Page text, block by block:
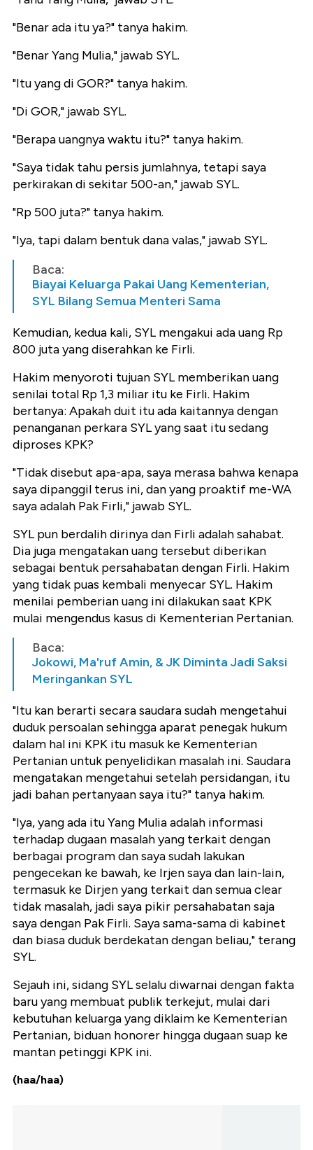
"Benar ada itu ya?" tanya hakim.
"Benar Yang Mulia," jawab SYL.
"Itu yang di GOR?" tanya hakim.
"Di GOR," jawab SYL.
"Berapa uangnya waktu itu?" tanya hakim.
"Saya tidak tahu persis jumlahnya, tetapi saya
perkirakan di sekitar 500-an," jawab SYL.
"Rp 500 juta?" tanya hakim.
"Iya, tapi dalam bentuk dana valas," jawab SYL.
Baca:
Biayai Keluarga Pakai Uang Kementerian,
SYL Bilang Semua Menteri Sama
Kemudian, kedua kali, SYL mengakui ada uang Rp
800 juta yang diserahkan ke Firli.
Hakim menyoroti tujuan SYL memberikan uang
senilai total Rp 1,3 miliar itu ke Firli. Hakim
bertanya: Apakah duit itu ada kaitannya dengan
penanganan perkara SYL yang saat itu sedang
diproses KPK?
"Tidak disebut apa-apa, saya merasa bahwa kenapa
saya dipanggil terus ini, dan yang proaktif me-WA
saya adalah Pak Firli," jawab SYL.
SYL pun berdalih dirinya dan Firli adalah sahabat.
Dia juga mengatakan uang tersebut diberikan
sebagai bentuk persahabatan dengan Firli. Hakim
yang tidak puas kembali menyecar SYL. Hakim
menilai pemberian uang ini dilakukan saat KPK
mulai mengendus kasus di Kementerian Pertanian.
Baca:
Jokowi, Ma'ruf Amin, & JK Diminta Jadi Saksi
Meringankan SYL
"Itu kan berarti secara saudara sudah mengetahui
duduk persoalan sehingga aparat penegak hukum
dalam hal ini KPK itu masuk ke Kementerian
Pertanian untuk penyelidikan masalah ini. Saudara
mengatakan mengetahui setelah persidangan, itu
jadi bahan pertanyaan saya itu?" tanya hakim.
"Iya, yang ada itu Yang Mulia adalah informasi
terhadap dugaan masalah yang terkait dengan
berbagai program dan saya sudah lakukan
pengecekan ke bawah, ke Irjen saya dan lain-lain,
termasuk ke Dirjen yang terkait dan semua clear
tidak masalah, jadi saya pikir persahabatan saja
saya dengan Pak Firli. Saya sama-sama di kabinet
dan biasa duduk berdekatan dengan beliau," terang
SYL.
Sejauh ini, sidang SYL selalu diwarnai dengan fakta
baru yang membuat publik terkejut, mulai dari
kebutuhan keluarga yang diklaim ke Kementerian
Pertanian, biduan honorer hingga dugaan suap ke
mantan petinggi KPK ini.
(haa/haa)